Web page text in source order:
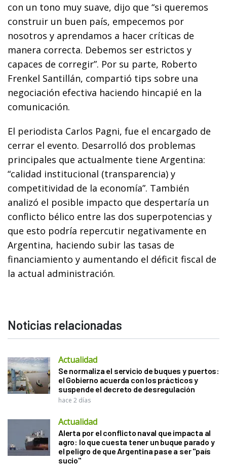
con un tono muy suave, dijo que “si queremos
construir un buen país, empecemos por
nosotros y aprendamos a hacer críticas de
manera correcta. Debemos ser estrictos y
capaces de corregir”. Por su parte, Roberto
Frenkel Santillán, compartió tips sobre una
negociación efectiva haciendo hincapié en la
comunicación.
El periodista Carlos Pagni, fue el encargado de
cerrar el evento. Desarrolló dos problemas
principales que actualmente tiene Argentina:
“calidad institucional (transparencia) y
competitividad de la economía”. También
analizó el posible impacto que despertaría un
conflicto bélico entre las dos superpotencias y
que esto podría repercutir negativamente en
Argentina, haciendo subir las tasas de
financiamiento y aumentando el déficit fiscal de
la actual administración.
Noticias relacionadas
Actualidad
Se normaliza el servicio de buques y puertos:
el Gobierno acuerda con los prácticos y
suspende el decreto de desregulación
hace 2 días
Actualidad
Alerta por el conflicto naval que impacta al
agro: lo que cuesta tener un buque parado y
el peligro de que Argentina pase a ser "país
sucio"